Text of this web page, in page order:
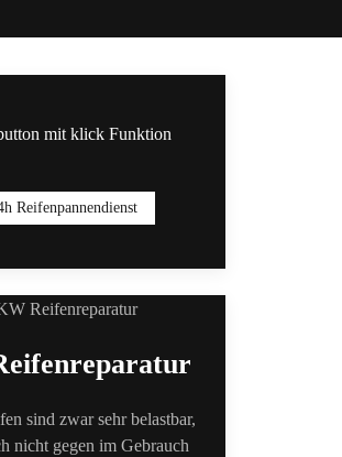
Reifenpannendienst
sind zwar sehr belastbar,
nicht gegen im Gebrauch